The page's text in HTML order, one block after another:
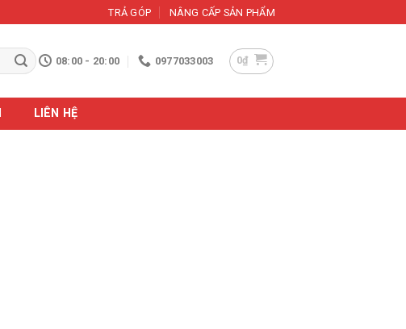
TRẢ GÓP NÂNG CẤP SẢN PHẨM
08:00 - 20:00 0977033003 0₫
LIÊN HỆ